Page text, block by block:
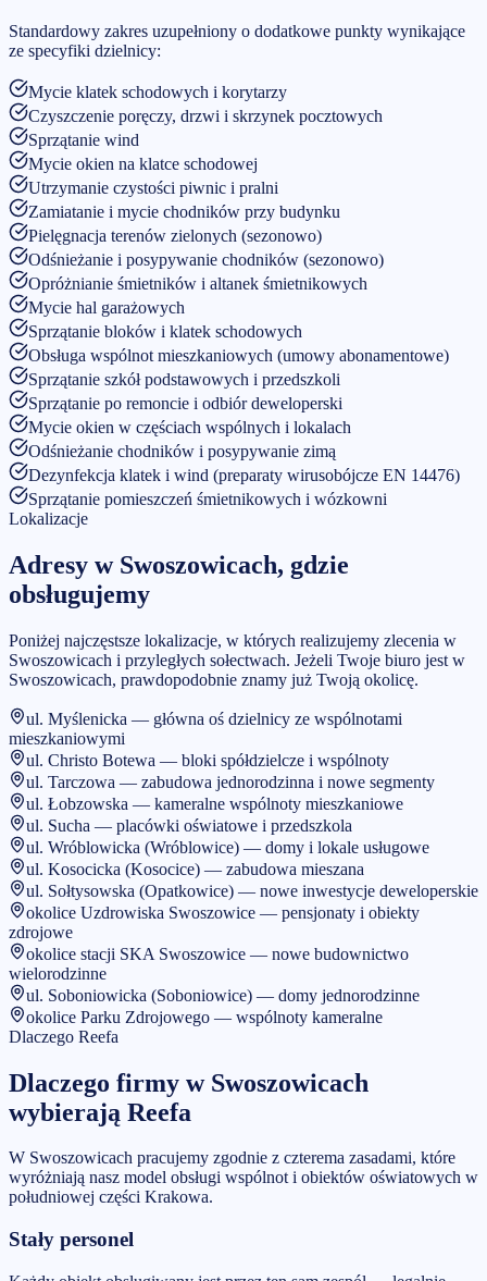
Standardowy zakres uzupełniony o dodatkowe punkty wynikające
ze specyfiki dzielnicy:
Mycie klatek schodowych i korytarzy
Czyszczenie poręczy, drzwi i skrzynek pocztowych
Sprzątanie wind
Mycie okien na klatce schodowej
Utrzymanie czystości piwnic i pralni
Zamiatanie i mycie chodników przy budynku
Pielęgnacja terenów zielonych (sezonowo)
Odśnieżanie i posypywanie chodników (sezonowo)
Opróżnianie śmietników i altanek śmietnikowych
Mycie hal garażowych
Sprzątanie bloków i klatek schodowych
Obsługa wspólnot mieszkaniowych (umowy abonamentowe)
Sprzątanie szkół podstawowych i przedszkoli
Sprzątanie po remoncie i odbiór deweloperski
Mycie okien w częściach wspólnych i lokalach
Odśnieżanie chodników i posypywanie zimą
Dezynfekcja klatek i wind (preparaty wirusobójcze EN 14476)
Sprzątanie pomieszczeń śmietnikowych i wózkowni
Lokalizacje
Adresy w Swoszowicach, gdzie
obsługujemy
Poniżej najczęstsze lokalizacje, w których realizujemy zlecenia w
Swoszowicach i przyległych sołectwach. Jeżeli Twoje biuro jest w
Swoszowicach, prawdopodobnie znamy już Twoją okolicę.
ul. Myślenicka — główna oś dzielnicy ze wspólnotami
mieszkaniowymi
ul. Christo Botewa — bloki spółdzielcze i wspólnoty
ul. Tarczowa — zabudowa jednorodzinna i nowe segmenty
ul. Łobzowska — kameralne wspólnoty mieszkaniowe
ul. Sucha — placówki oświatowe i przedszkola
ul. Wróblowicka (Wróblowice) — domy i lokale usługowe
ul. Kosocicka (Kosocice) — zabudowa mieszana
ul. Sołtysowska (Opatkowice) — nowe inwestycje deweloperskie
okolice Uzdrowiska Swoszowice — pensjonaty i obiekty
zdrojowe
okolice stacji SKA Swoszowice — nowe budownictwo
wielorodzinne
ul. Soboniowicka (Soboniowice) — domy jednorodzinne
okolice Parku Zdrojowego — wspólnoty kameralne
Dlaczego Reefa
Dlaczego firmy w Swoszowicach
wybierają Reefa
W Swoszowicach pracujemy zgodnie z czterema zasadami, które
wyróżniają nasz model obsługi wspólnot i obiektów oświatowych w
południowej części Krakowa.
Stały personel